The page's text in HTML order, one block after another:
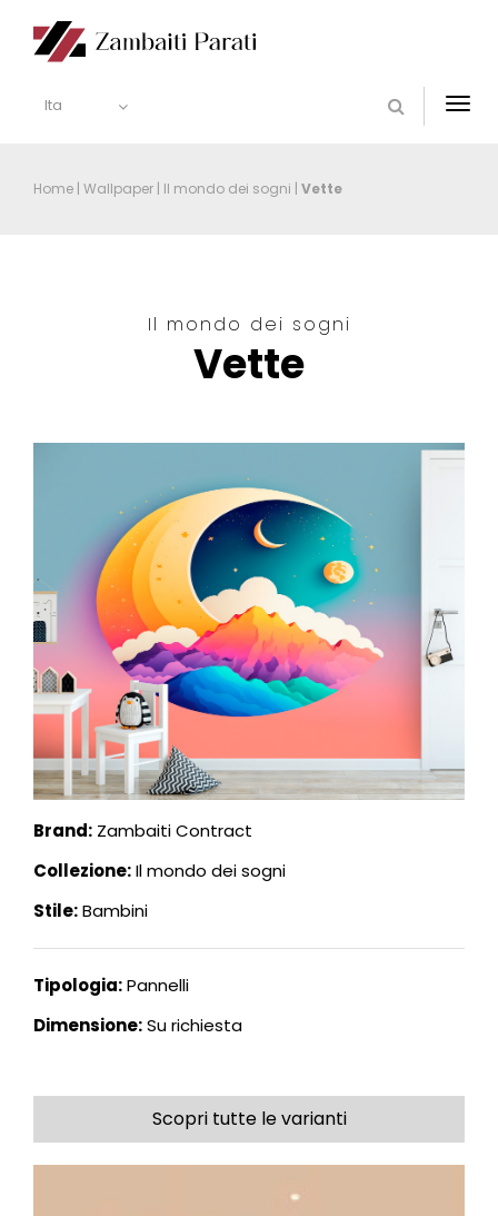
Ita
Home | Wallpaper | Il mondo dei sogni | Vette
Il mondo dei sogni
Vette
Brand: Zambaiti Contract
Collezione:Il mondo dei sogni
Stile:Bambini
Tipologia:Pannelli
Dimensione:Su richiesta
Scopri tutte le varianti